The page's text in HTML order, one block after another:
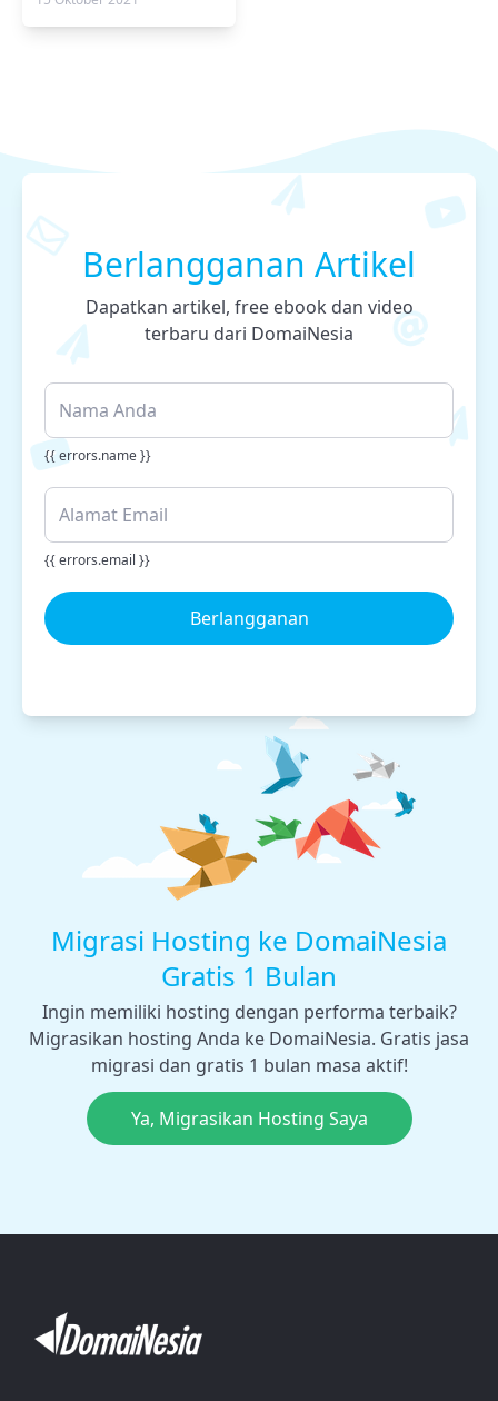
Berlangganan Artikel
Dapatkan artikel, free ebook dan video
terbaru dari DomaiNesia
{{ errors.name }}
{{ errors.email }}
Berlangganan
Migrasi Hosting ke DomaiNesia
Gratis 1 Bulan
Ingin memiliki hosting dengan performa terbaik?
Migrasikan hosting Anda ke DomaiNesia. Gratis jasa
migrasi dan gratis 1 bulan masa aktif!
Ya, Migrasikan Hosting Saya